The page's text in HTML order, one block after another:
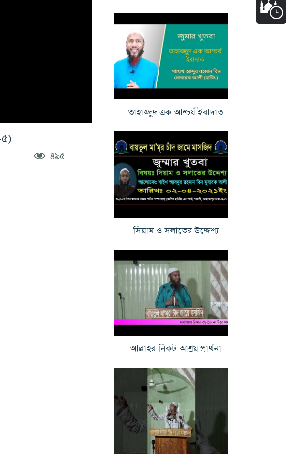
৫)
৪৯৫
তাহাজ্জুদ এক আশ্চর্য ইবাদাত
সিয়াম ও সলাতের উদ্দেশ্য
আল্লাহর নিকট আশ্রয় প্রার্থনা